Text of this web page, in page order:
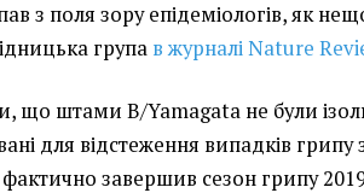
з поля зору епідеміологів, як
група в журналі Nature
що штами B/Yamagata не були
для відстеження випадків грипу
завершив сезон грипу